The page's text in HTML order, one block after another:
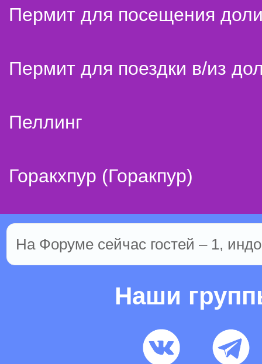
Пермит для посещения
Пермит для поездки в/из
Пеллинг
Горакхпур (Горакпур)
На Форуме сейчас гостей – 1,
Наши